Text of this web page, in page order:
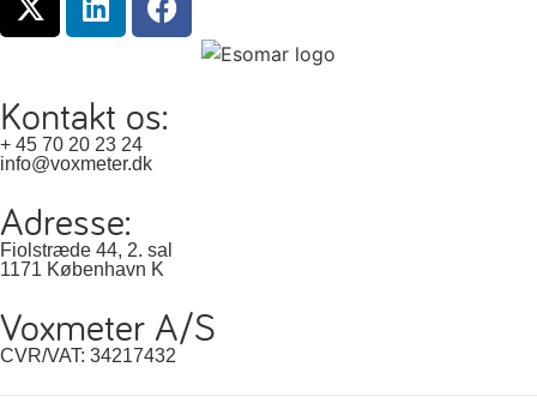
Kontakt os:
+ 45 70 20 23 24
info@voxmeter.dk
Adresse:
Fiolstræde 44, 2. sal
1171 København K
Voxmeter A/S
CVR/VAT: 34217432